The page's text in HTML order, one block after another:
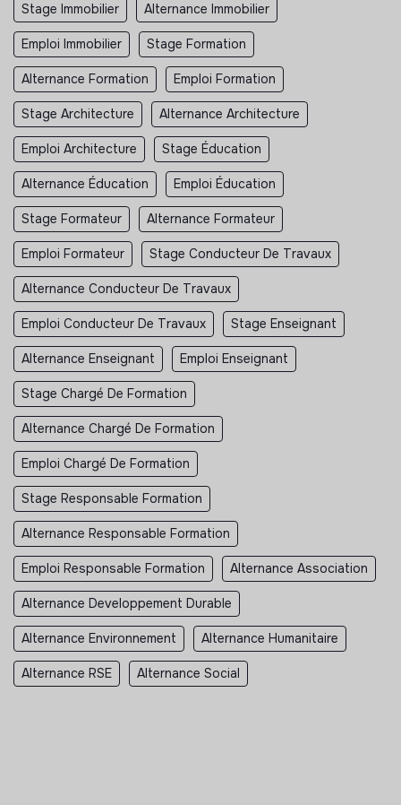
Stage Immobilier Alternance Immobilier
Emploi Immobilier Stage Formation
Alternance Formation Emploi Formation
Stage Architecture Alternance Architecture
Emploi Architecture Stage Éducation
Alternance Éducation Emploi Éducation
Stage Formateur Alternance Formateur
Emploi Formateur Stage Conducteur De Travaux
Alternance Conducteur De Travaux
Emploi Conducteur De Travaux Stage Enseignant
Alternance Enseignant Emploi Enseignant
Stage Chargé De Formation
Alternance Chargé De Formation
Emploi Chargé De Formation
Stage Responsable Formation
Alternance Responsable Formation
Emploi Responsable Formation Alternance Association
Alternance Developpement Durable
Alternance Environnement Alternance Humanitaire
Alternance RSE Alternance Social